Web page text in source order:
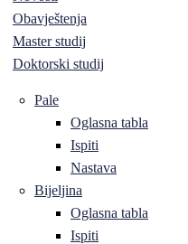
Obavještenja
Master studij
Doktorski studij
Pale
Oglasna tabla
Ispiti
Nastava
Bijeljina
Oglasna tabla
Ispiti